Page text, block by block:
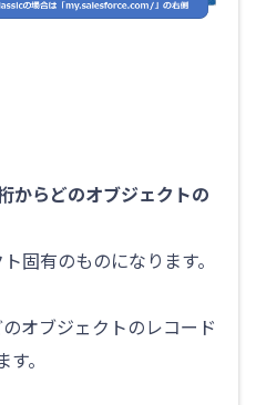
らどのオブジェクトの
固有のものになります。
オブジェクトのレコード
。